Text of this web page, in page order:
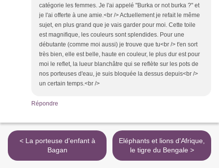
catégorie les femmes. Je l'ai appelé "Burka or not burka ?" et
je l'ai offerte à une amie.<br /> Actuellement je refait le même
sujet, en plus grand que je vais garder pour moi. Cette toile
est magnifique, les couleurs sont splendides. Pour une
débutante (comme moi aussi) je trouve que tu<br /> t'en sort
très bien, elle est belle, haute en couleur, le plus dur est pour
moi le reflet, la lueur blanchâtre qui se reflète sur les pots de
nos porteuses d'eau, je suis bloquée la dessus depuis<br />
un certain temps.<br />
Répondre
< La porteuse d'enfant à
Bagan
Eléphants et lions d'Afrique,
le tigre du Bengale >